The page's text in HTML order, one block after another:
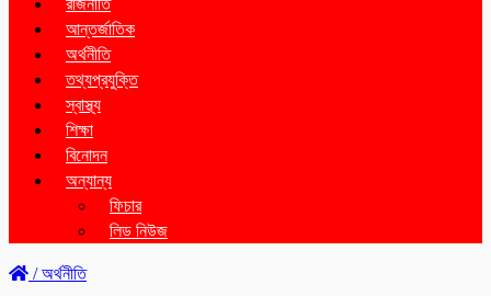
রাজনীতি
আন্তর্জাতিক
অর্থনীতি
তথ্যপ্রযুক্তি
স্বাস্থ্য
শিক্ষা
বিনোদন
অন্যান্য
ফিচার
লিড নিউজ
/অর্থনীতি